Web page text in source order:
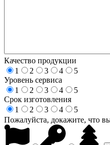
Качество продукции
1
2 3 4
5
Уровень сервиса
1
2 3 4
5
Срок изготовления
1
2 3 4
5
Пожалуйста, докажите, что